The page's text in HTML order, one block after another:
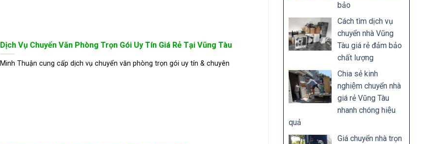
Dịch Vụ Chuyển Văn Phòng Trọn Gói Uy Tín Giá Rẻ Tại Vũng Tàu
Minh Thuận cung cấp dịch vụ chuyển văn phòng trọn gói uy tín & chuyên
bảo
Cách tìm dịch vụ
chuyển nhà Vũng
Tàu giá rẻ đảm bảo
chất lượng
Chia sẻ kinh
nghiệm chuyển nhà
giá rẻ Vũng Tàu
nhanh chóng hiệu
quả
Giá chuyển nhà trọn